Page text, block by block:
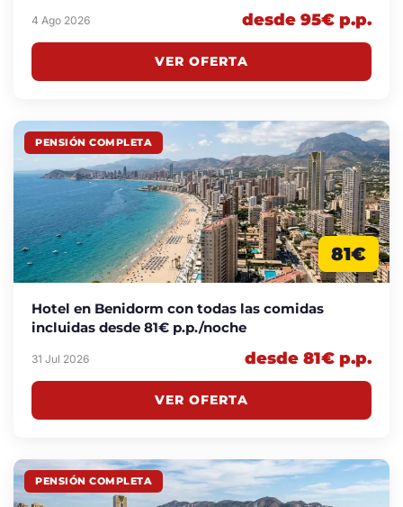
4 Ago 2026 desde 95€ p.p.
VER OFERTA
PENSIÓN COMPLETA
81€
Hotel en Benidorm con todas las comidas
incluidas desde 81€ p.p./noche
31 Jul 2026 desde 81€ p.p.
VER OFERTA
PENSIÓN COMPLETA